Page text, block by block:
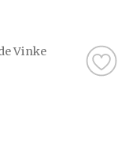
Vinke